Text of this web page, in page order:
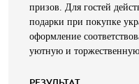
призов. Для гостей
подарки при покупке
оформление
уютную и